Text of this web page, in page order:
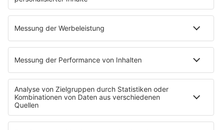
Peters Pop Stories
News
Songsuche
Voting
Countdown
Wunschtitel
Service